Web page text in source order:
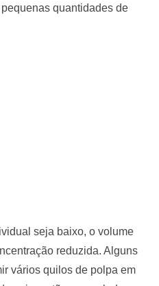
quantidades de
seja baixo, o volume
reduzida. Alguns
vários quilos de polpa em